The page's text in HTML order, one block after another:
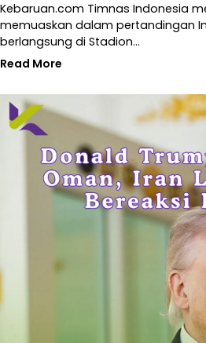
Kebaruan.com Timnas Indonesia
memuaskan dalam pertandingan
berlangsung di Stadion…
Read More